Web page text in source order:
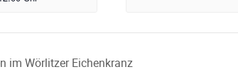
im Wörlitzer Eichenkranz